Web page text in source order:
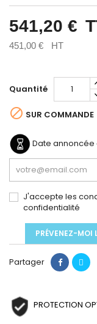
541,20 €
451,00 € HT
Quantité
 SUR COMMANDE
Date
J'accepte les
confidentialité
PRÉVENEZ-MOI
Partager
PROTECTION